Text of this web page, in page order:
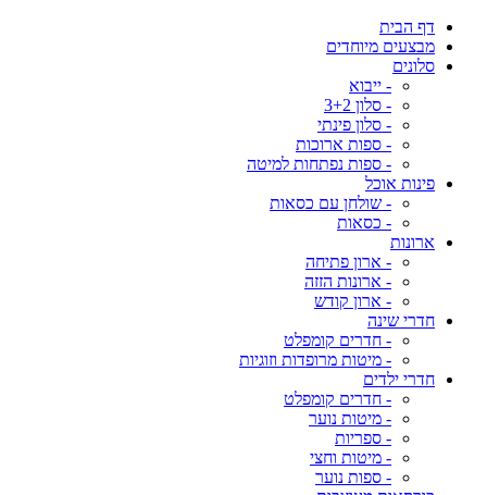
דף הבית
מבצעים מיוחדים
סלונים
- ייבוא
- סלון 3+2
- סלון פינתי
- ספות ארוכות
- ספות נפתחות למיטה
פינות אוכל
- שולחן עם כסאות
- כסאות
ארונות
- ארון פתיחה
- ארונות הזזה
- ארון קודש
חדרי שינה
- חדרים קומפלט
- מיטות מרופדות וזוגיות
חדרי ילדים
- חדרים קומפלט
- מיטות נוער
- ספריות
- מיטות וחצי
- ספות נוער